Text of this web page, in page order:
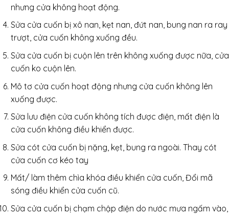
nhưng cửa không hoạt động.
Sửa cửa cuốn bị xô nan, kẹt nan, đứt nan, bung nan ra ray
trượt, cửa cuốn không xuống đều.
Sửa cửa cuốn bị cuộn lên trên không xuống được nữa, cửa
cuốn ko cuộn lên.
Mô tơ cửa cuốn hoạt động nhưng cửa cuốn không lên
xuống được.
Sửa lưu điện cửa cuốn không tích được điện, mất điện là
cửa cuốn không điều khiển được.
Sửa cót cửa cuốn bị nặng, kẹt, bung ra ngoài. Thay cót
cửa cuốn cơ kéo tay
Mất/ làm thêm chìa khóa điều khiển cửa cuốn, Đổi mã
sóng điều khiển cửa cuốn cũ.
Sửa cửa cuốn bị chạm chập điện do nước mưa ngấm vào,